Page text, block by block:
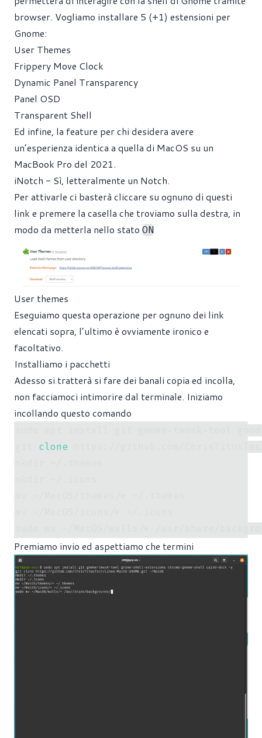
browser. Vogliamo installare 5 (+1) estensioni per
Gnome:
User Themes
Frippery Move Clock
Dynamic Panel Transparency
Panel OSD
Transparent Shell
Ed infine, la feature per chi desidera avere
un’esperienza identica a quella di MacOS su un
MacBook Pro del 2021.
iNotch - Sì, letteralmente un Notch.
Per attivarle ci basterà cliccare su ognuno di questi
link e premere la casella che troviamo sulla destra, in
modo da metterla nello stato ON
User themes
Eseguiamo questa operazione per ognuno dei link
elencati sopra, l’ultimo è ovviamente ironico e
facoltativo.
Installiamo i pacchetti
Adesso si tratterà si fare dei banali copia ed incolla,
non facciamoci intimorire dal terminale. Iniziamo
incollando questo comando
clone
Premiamo invio ed aspettiamo che termini